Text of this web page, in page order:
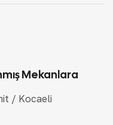
Mekanlara
/ Kocaeli